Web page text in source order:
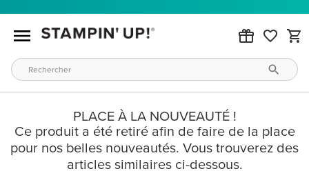
PLACE À LA NOUVEAUTÉ !
Ce produit a été retiré afin de faire de la place
pour nos belles nouveautés. Vous trouverez des
articles similaires ci-dessous.